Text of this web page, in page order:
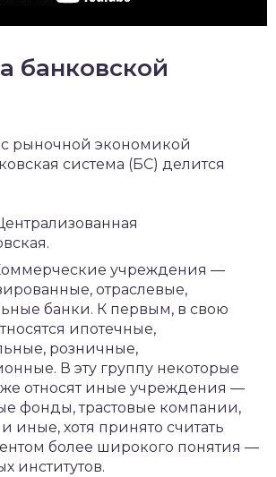
банковской
с рыночной экономикой
система (БС) делится
учреждения —
отраслевые,
банки. К первым, в свою
ипотечные,
розничные,
В эту группу некоторые
относят иные учреждения —
фонды, трастовые компании,
иные, хотя принято считать
более широкого понятия —
институтов.